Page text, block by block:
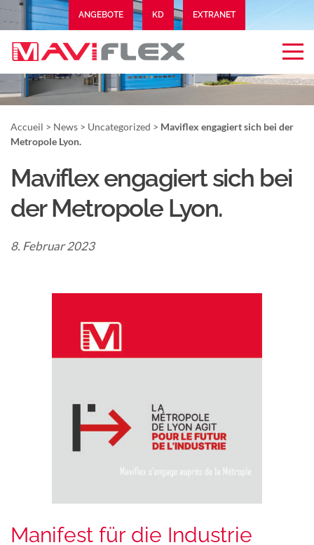
ANGEBOTE KD EXTRANET
Accueil > News > Uncategorized > Maviflex engagiert sich bei der
Metropole Lyon.
Maviflex engagiert sich bei
der Metropole Lyon.
8. Februar 2023
Manifest für die Industrie